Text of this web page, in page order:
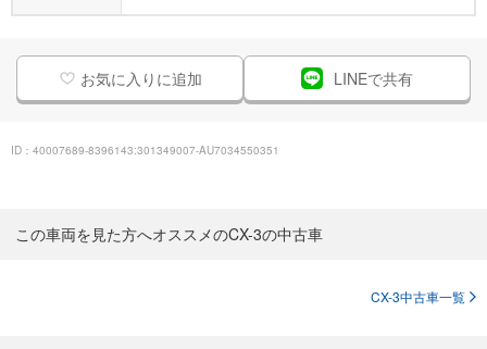
お気に入りに追加 LINEで共有
ID：40007689-8396143:301349007-AU7034550351
この車両を見た方へオススメのCX-3の中古車
CX-3中古車一覧